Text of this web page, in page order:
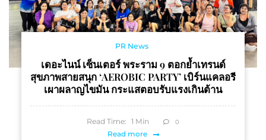
PR News
เดอะไนน์ เซ็นเตอร์ พระราม 9 ตอกย้ำเทรนด์
สุขภาพสายสนุก ‘AEROBIC PARTY’ เบิร์นแคลอรี
เผาผลาญไขมัน กระแสตอบรับแรงเกินต้าน
Read Time: 1 Min 0
Read more